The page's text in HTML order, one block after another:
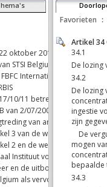
oktober 2017 betreffende
STSI Belgium als
International als
10/11 betreffende fysieke
2/07/2001 BSS
van artikel 2, b), van
3 van de wet van 7 mei
2 en de wettelijke
Instituut voor Radio-
en de uitbouw van een
als vervoerder van
Favorieten